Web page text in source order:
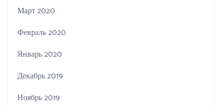
Март 2020
Февраль 2020
Январь 2020
Декабрь 2019
Ноябрь 2019